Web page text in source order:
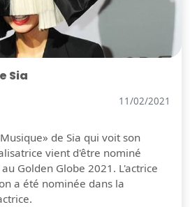
Sia
11/02/2021
de Sia qui voit son
vient d'être nominé
Golden Globe 2021. L'actrice
a été nominée dans la